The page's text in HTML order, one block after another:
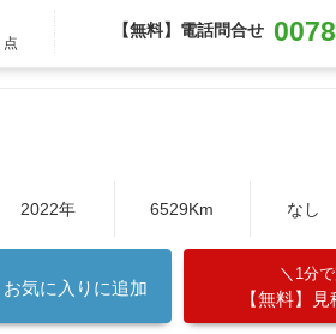
点
【無料】電話問合せ
2022年 6529Km なし
お気に入りに追加
1分
【無料】